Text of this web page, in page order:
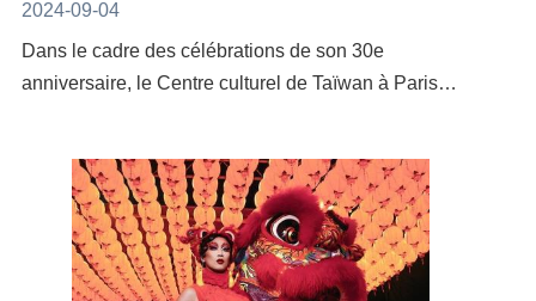
cinéma, ses restaurants et sa salle de spectacle,
and DAT Quartet, pour révéler la beauté du jazz
taïwanais en France. Debby Wang a été compositrice
et actrice dans la production théâtrale Taïwan-Suisse
2024, « This Is Not an Embassy », qui fut d’abord
jouée à Taïwan et fit ensuite une tournée européenne
lune” de Yilin Yang, et un concert de musique
traditionnelle et de jazz du duo Yaping Wang et Shao-
Dominique Shine, et le documentaire “Her Scents of
Pu Er”, ainsi que des nombreux ateliers et
activités.Cette coopération entre Chaillot et Taïwan
est née de la “Taiwan Week”, organisée entre les
deux institutions en 2023. Rachid Ouramdane a été
2024-09-04
Dans le cadre des célébrations de son 30e
anniversaire, le Centre culturel de Taïwan à Paris
Formosane, une série d’événements sur le thème «
Taïwan, les cinq sens », mettant à l’honneur la poésie
taïwanaise. Les poètes Yang Ze et Chung Yung-feng
et la poétesse Chen Yu-Hong, seront les invités de